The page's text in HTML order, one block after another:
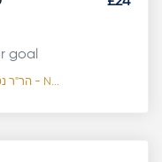
goal
הר"ר נפתלי ברמ"א שלעזינגער - N...